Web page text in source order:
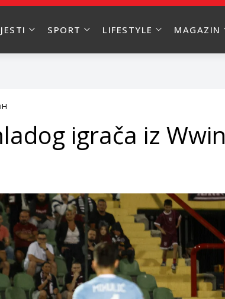
SPORT LIFESTYLE MAGAZIN
igrača iz Wwin